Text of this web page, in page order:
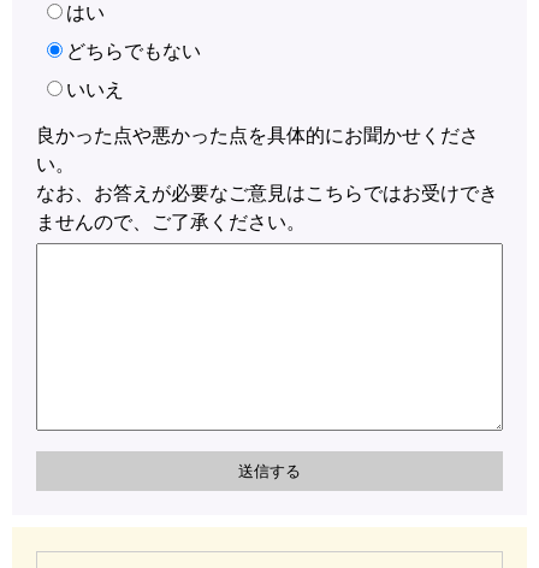
はい
どちらでもない
いいえ
良かった点や悪かった点を具体的にお聞かせくださ
い。
なお、お答えが必要なご意見はこちらではお受けでき
ませんので、ご了承ください。